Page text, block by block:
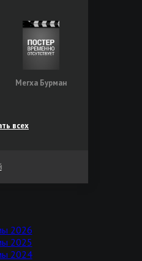
Мегха Бурман
всех
2026
2025
2024